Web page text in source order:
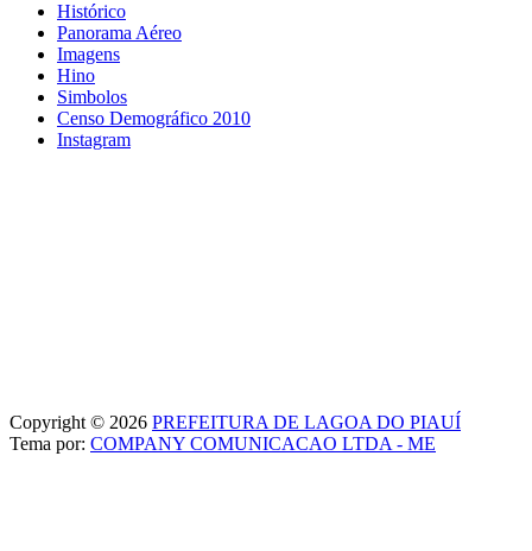
Histórico
Panorama Aéreo
Imagens
Hino
Simbolos
Censo Demográfico 2010
Instagram
Copyright © 2026 PREFEITURA DE LAGOA DO PIAUÍ
Tema por: COMPANY COMUNICACAO LTDA - ME